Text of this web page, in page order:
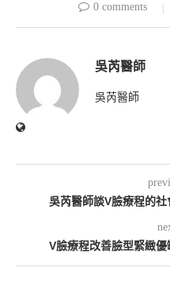
0 comments
吳芮醫師
吳芮醫師
吳芮醫師談V臉療程的
V臉療程改善臉型緊緻優